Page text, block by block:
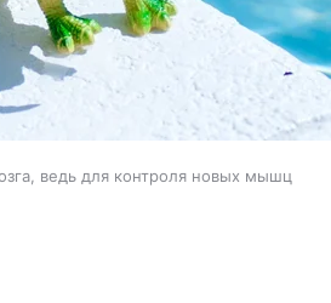
ведь для контроля новых мышц